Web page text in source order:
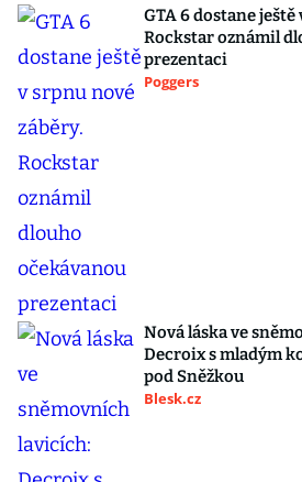
GTA 6 dostane
Rockstar oznámil
prezentaci
Poggers
Nová láska ve
Decroix s mladým
pod Sněžkou
Blesk.cz